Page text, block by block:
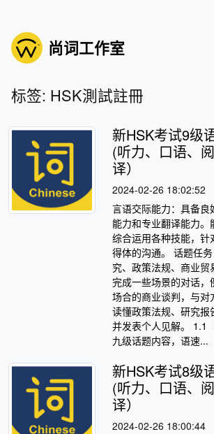
尚词工作室
标签: HSK測試註冊
新HSK考试9级
(听力、口语、
译）
2024-02-26 18:02:52
言语交际能力：具备良
能力和专业翻译能力。
综合运用各种技能，针
得体的沟通。 话题任
究、政策法规、商业
完成一些场景的对话
场合的商业谈判，与
读懂政策法规、研究报
并发表个人见解。 1.1
九级话题内容，语速...
新HSK考试8级
(听力、口语、
译）
2024-02-26 18:00:44